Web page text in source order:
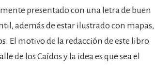
presentado con una letra de buen
además de estar ilustrado con mapas,
El motivo de la redacción de este libro
de los Caídos y la idea es que sea el